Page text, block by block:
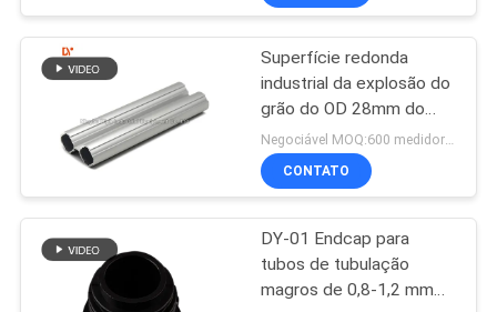
PEÇA
UMAS
CITAÇÕES
MAPA
DO
SITE
trilha do rolo
Tubulação magra de
alumínio
93
Superfície redonda
industrial da explosão do
grão do OD 28mm do
perfil do tubo DY28-05A
da carne sem gordura do
alumínio do SUS
Negociável MOQ:600 medidores
CONTATO
DY-01 Endcap para
tubos de tubulação
magros de 0,8-1,2 mm